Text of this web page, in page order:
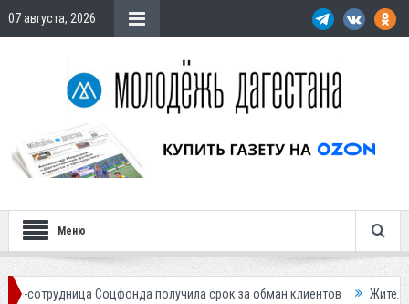
07 августа, 2026
Меню
Соцфонда получила срок за обман клиентов Жителей